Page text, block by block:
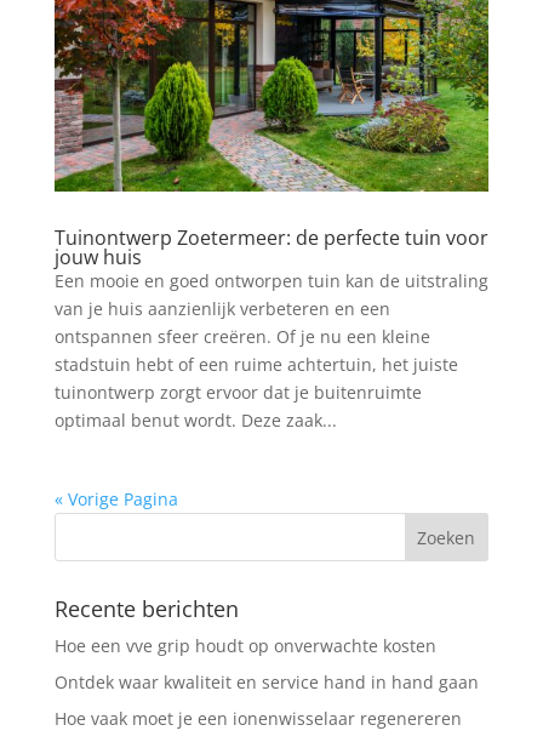
Tuinontwerp Zoetermeer: de perfecte tuin voor
jouw huis
Een mooie en goed ontworpen tuin kan de uitstraling
van je huis aanzienlijk verbeteren en een
ontspannen sfeer creëren. Of je nu een kleine
stadstuin hebt of een ruime achtertuin, het juiste
tuinontwerp zorgt ervoor dat je buitenruimte
optimaal benut wordt. Deze zaak...
« Vorige Pagina
Recente berichten
Hoe een vve grip houdt op onverwachte kosten
Ontdek waar kwaliteit en service hand in hand gaan
Hoe vaak moet je een ionenwisselaar regenereren